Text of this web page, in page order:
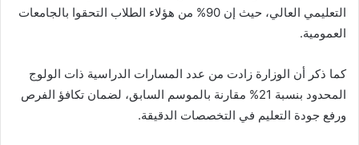
التعليمي العالي، حيث إن 90% من هؤلاء الطلاب التحقوا بالجامعات
العمومية.
كما ذكر أن الوزارة زادت من عدد المسارات الدراسية ذات الولوج
المحدود بنسبة 21% مقارنة بالموسم السابق، لضمان تكافؤ الفرص
ورفع جودة التعليم في التخصصات الدقيقة.